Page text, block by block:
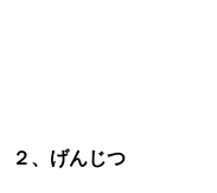
２、げんじつ